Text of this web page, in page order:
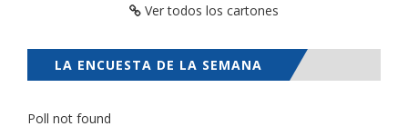
Ver todos los cartones
LA ENCUESTA DE LA SEMANA
Poll not found